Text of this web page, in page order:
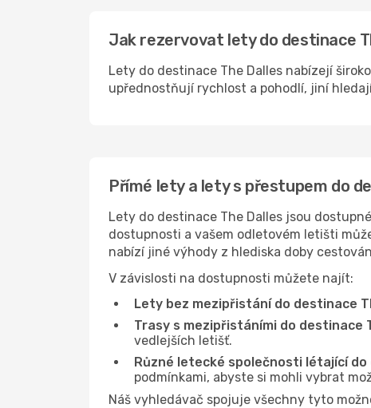
Jak rezervovat lety do destinace
Lety do destinace The Dalles nabízejí
upřednostňují rychlost a pohodlí, jiní
Přímé lety a lety s přestupem do
Lety do destinace The Dalles jsou
dostupnosti a vašem odletovém letišti
nabízí jiné výhody z hlediska doby
V závislosti na dostupnosti můžete najít:
Lety bez mezipřistání do destinace
Trasy s mezipřistáními do destinace
vedlejších letišť.
Různé letecké společnosti létající do
podmínkami, abyste si mohli vybrat
Náš vyhledávač spojuje všechny tyto